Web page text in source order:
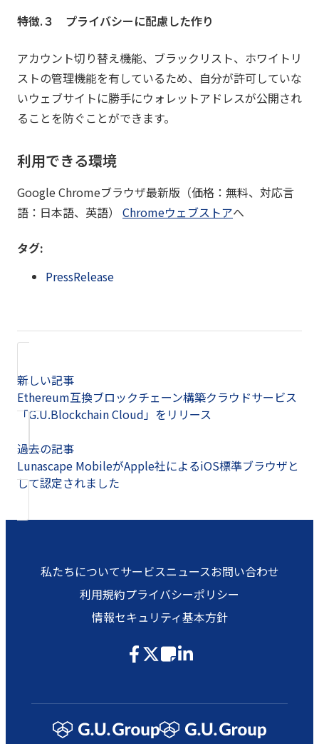
特徴.３ プライバシーに配慮した作り
アカウント切り替え機能、ブラックリスト、ホワイトリ
ストの管理機能を有しているため、自分が許可していな
いウェブサイトに勝手にウォレットアドレスが公開され
ることを防ぐことができます。
利用できる環境
Google Chromeブラウザ最新版（価格：無料、対応言
語：日本語、英語） Chromeウェブストアへ
タグ:
PressRelease
新しい記事
Ethereum互換ブロックチェーン構築クラウドサービス
「G.U.Blockchain Cloud」をリリース
過去の記事
Lunascape MobileがApple社によるiOS標準ブラウザと
して認定されました
私たちについてサービスニュースお問い合わせ
利用規約プライバシーポリシー
情報セキュリティ基本方針